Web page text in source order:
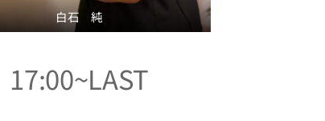
白石 純
17:00~LAST